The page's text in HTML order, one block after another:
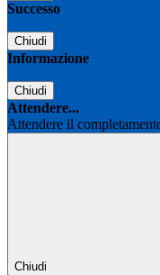
Successo
Chiudi
Informazione
Chiudi
Attendere...
Attendere il
Chiudi